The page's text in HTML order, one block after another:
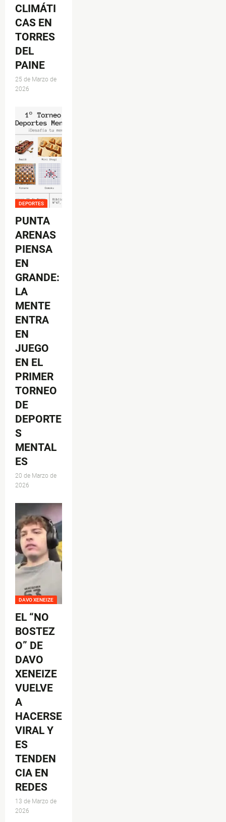
CLIMÁTI
CAS EN
TORRES
DEL
PAINE
25 de Marzo de
2026
DEPORTES
PUNTA
ARENAS
PIENSA
EN
GRANDE:
LA
MENTE
ENTRA
EN
JUEGO
EN EL
PRIMER
TORNEO
DE
DEPORTE
S
MENTAL
ES
20 de Marzo de
2026
DAVO XENEIZE
EL “NO
BOSTEZ
O” DE
DAVO
XENEIZE
VUELVE
A
HACERSE
VIRAL Y
ES
TENDEN
CIA EN
REDES
13 de Marzo de
2026